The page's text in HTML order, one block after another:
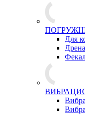
Для